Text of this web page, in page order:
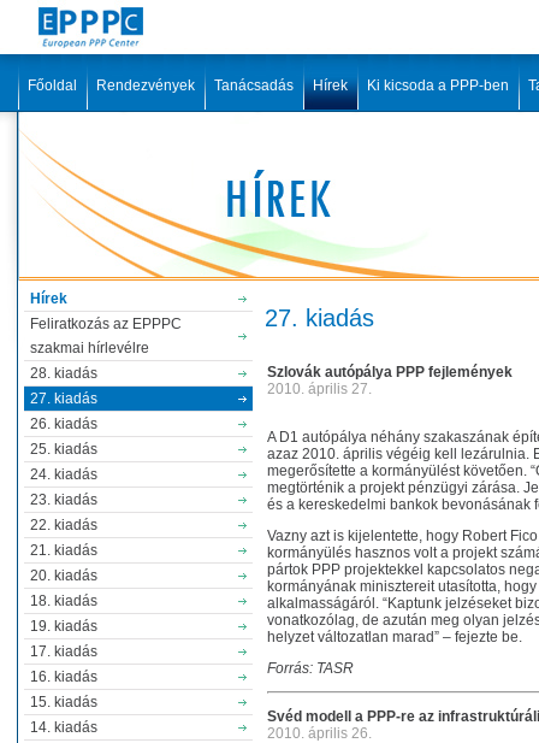
Főoldal Rendezvények Tanácsadás Hírek Ki kicsoda a PPP-ben
Hírek
Feliratkozás az EPPPC
szakmai hírlevélre
28. kiadás
27. kiadás
26. kiadás
25. kiadás
24. kiadás
23. kiadás
22. kiadás
21. kiadás
20. kiadás
18. kiadás
19. kiadás
17. kiadás
16. kiadás
15. kiadás
14. kiadás
27. kiadás
Szlovák autópálya PPP fejlemények
2010. április 27.
A D1 autópálya néhány szakaszának
azaz 2010. április végéig kell lezárulnia.
megerősítette a kormányülést követően.
megtörténik a projekt pénzügyi zárása.
és a kereskedelmi bankok bevonásának
Vazny azt is kijelentette, hogy Robert
kormányülés hasznos volt a projekt
pártok PPP projektekkel kapcsolatos
kormányának minisztereit utasította,
alkalmasságáról. “Kaptunk jelzéseket
vonatkozólag, de azután meg olyan
helyzet változatlan marad” – fejezte be.
Forrás: TASR
Svéd modell a PPP-re az
2010. április 26.